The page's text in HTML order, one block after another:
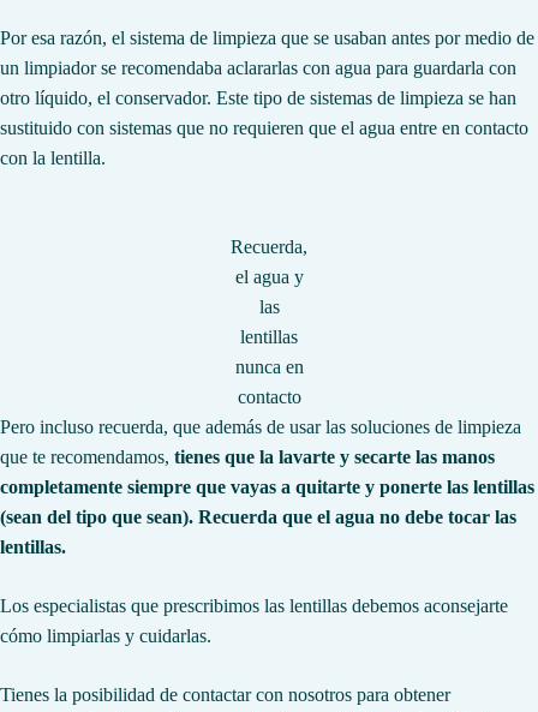
Por esa razón, el sistema de limpieza que se usaban antes por medio de
un limpiador se recomendaba aclararlas con agua para guardarla con
otro líquido, el conservador. Este tipo de sistemas de limpieza se han
sustituido con sistemas que no requieren que el agua entre en contacto
con la lentilla.
Recuerda,
el agua y
las
lentillas
nunca en
contacto
Pero incluso recuerda, que además de usar las soluciones de limpieza
que te recomendamos, tienes que la lavarte y secarte las manos
completamente siempre que vayas a quitarte y ponerte las lentillas
(sean del tipo que sean). Recuerda que el agua no debe tocar las
lentillas.
Los especialistas que prescribimos las lentillas debemos aconsejarte
cómo limpiarlas y cuidarlas.
Tienes la posibilidad de contactar con nosotros para obtener